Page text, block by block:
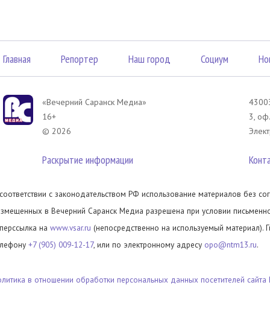
Главная Репортер Наш город Социум
«Вечерний Саранск Mедиа»
16+
© 2026
Раскрытие информации
3,
с законодательством РФ использование материалов без
в Вечерний Саранск Медиа разрешена при условии
на www.vsar.ru (непосредственно на используемый материал).
+7 (905) 009-12-17, или по электронному адресу opo@ntm13.ru.
в отношении обработки персональных данных посетителей